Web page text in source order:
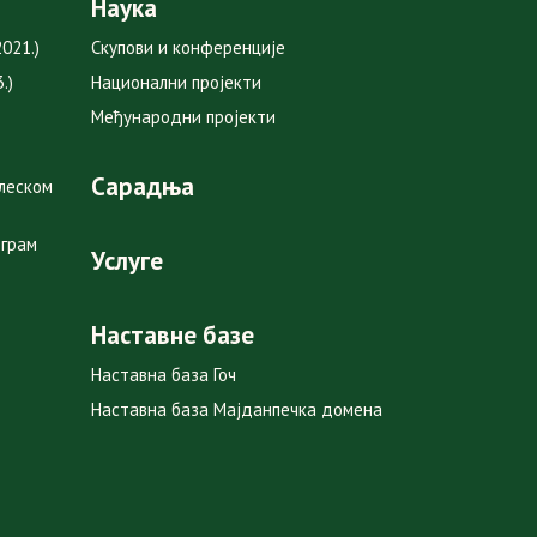
Наука
Скупови и конференције
Национални пројекти
Међународни пројекти
Сарадња
Услуге
Наставне базе
Наставна база Гоч
Наставна база Мајданпечка домена